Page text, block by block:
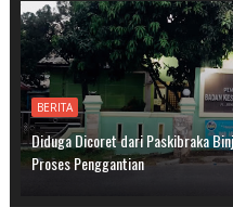
BERITA
Diduga Dicoret dari Paskibraka
Proses Penggantian